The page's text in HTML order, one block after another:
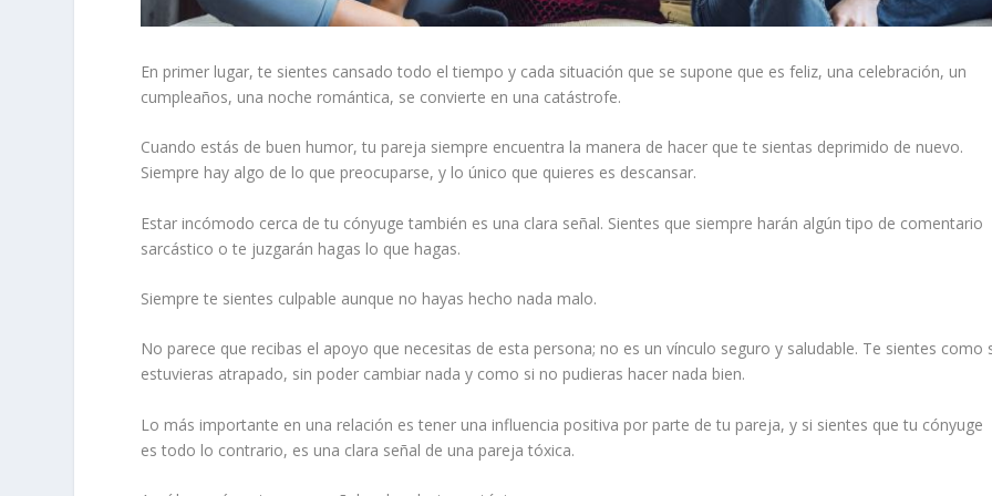
En primer lugar, te sientes cansado todo el tiempo y cada situación que se supone que es feliz, una celebración, un
cumpleaños, una noche romántica, se convierte en una catástrofe.
Cuando estás de buen humor, tu pareja siempre encuentra la manera de hacer que te sientas deprimido de nuevo.
Siempre hay algo de lo que preocuparse, y lo único que quieres es descansar.
Estar incómodo cerca de tu cónyuge también es una clara señal. Sientes que siempre harán algún tipo de comentario
sarcástico o te juzgarán hagas lo que hagas.
Siempre te sientes culpable aunque no hayas hecho nada malo.
No parece que recibas el apoyo que necesitas de esta persona; no es un vínculo seguro y saludable. Te sientes como
estuvieras atrapado, sin poder cambiar nada y como si no pudieras hacer nada bien.
Lo más importante en una relación es tener una influencia positiva por parte de tu pareja, y si sientes que tu cónyuge
es todo lo contrario, es una clara señal de una pareja tóxica.